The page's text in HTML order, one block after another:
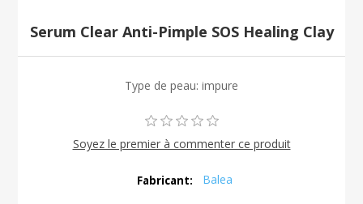
Serum Clear Anti-Pimple SOS Healing Clay
Type de peau: impure
Soyez le premier à commenter ce produit
Fabricant: Balea